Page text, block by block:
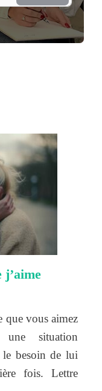
que vous aimez
une situation
le besoin de lui
fois. Lettre